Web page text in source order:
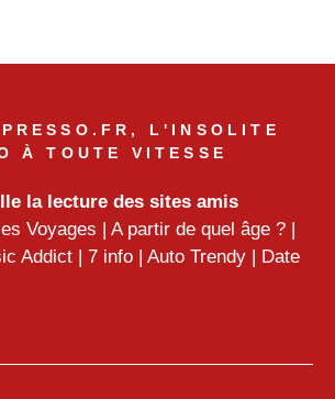
L'INSOLITE
À TOUTE VITESSE
la lecture des sites amis
Voyages | A partir de quel âge ? |
Addict | 7 info | Auto Trendy | Date